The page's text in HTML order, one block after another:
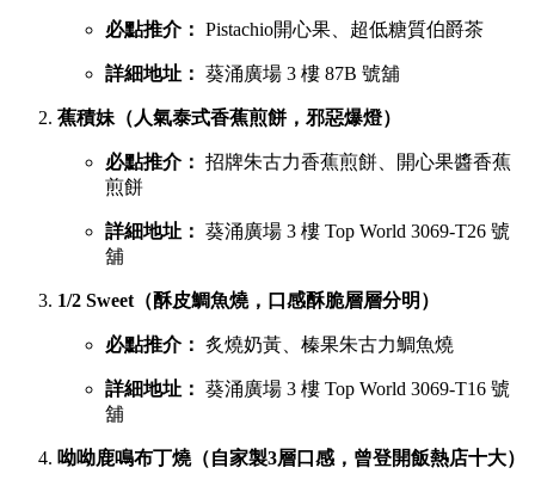
必點推介： Pistachio開心果、超低糖質伯爵茶
詳細地址： 葵涌廣場 3 樓 87B 號舖
蕉積妹（人氣泰式香蕉煎餅，邪惡爆燈）
必點推介： 招牌朱古力香蕉煎餅、開心果醬香蕉
煎餅
詳細地址： 葵涌廣場 3 樓 Top World 3069-T26 號
舖
1/2 Sweet（酥皮鯛魚燒，口感酥脆層層分明）
必點推介： 炙燒奶黃、榛果朱古力鯛魚燒
詳細地址： 葵涌廣場 3 樓 Top World 3069-T16 號
舖
呦呦鹿鳴布丁燒（自家製3層口感，曾登開飯熱店十大）